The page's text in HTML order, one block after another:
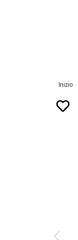
Inizio